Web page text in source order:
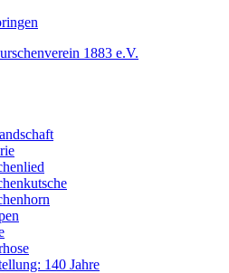
1883 e.V.
140 Jahre